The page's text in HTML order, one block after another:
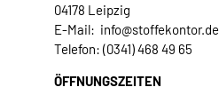
04178 Leipzig
E-Mail: info@stoffekontor.de
Telefon: (0341) 468 49 65
ÖFFNUNGSZEITEN